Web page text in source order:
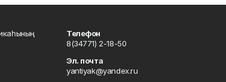
Телефон
8(34771) 2-18-50
Эл. почта
yantiyak@yandex.ru